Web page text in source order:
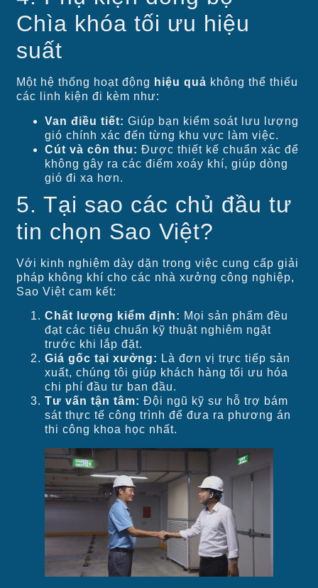
Chìa khóa tối ưu hiệu
suất
Một hệ thống hoạt động hiệu quả không thể thiếu
các linh kiện đi kèm như:
Van điều tiết: Giúp bạn kiểm soát lưu lượng
gió chính xác đến từng khu vực làm việc.
Cút và côn thu: Được thiết kế chuẩn xác để
không gây ra các điểm xoáy khí, giúp dòng
gió đi xa hơn.
5. Tại sao các chủ đầu tư
tin chọn Sao Việt?
Với kinh nghiệm dày dặn trong việc cung cấp giải
pháp không khí cho các nhà xưởng công nghiệp,
Sao Việt cam kết:
Chất lượng kiểm định: Mọi sản phẩm đều
đạt các tiêu chuẩn kỹ thuật nghiêm ngặt
trước khi lắp đặt.
Giá gốc tại xưởng: Là đơn vị trực tiếp sản
xuất, chúng tôi giúp khách hàng tối ưu hóa
chi phí đầu tư ban đầu.
Tư vấn tận tâm: Đội ngũ kỹ sư hỗ trợ bám
sát thực tế công trình để đưa ra phương án
thi công khoa học nhất.